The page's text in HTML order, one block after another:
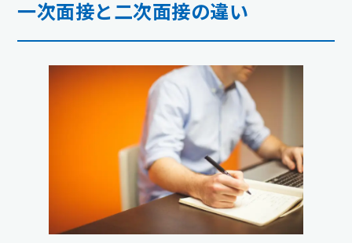
一次面接と二次面接の違い